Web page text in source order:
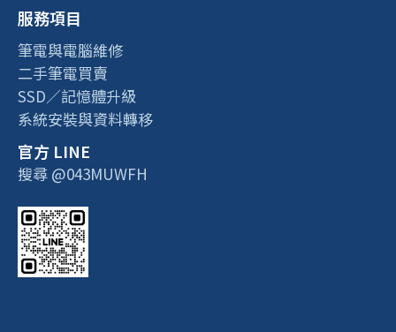
服務項目
筆電與電腦維修
二手筆電買賣
SSD／記憶體升級
系統安裝與資料轉移
官方 LINE
搜尋 @043MUWFH